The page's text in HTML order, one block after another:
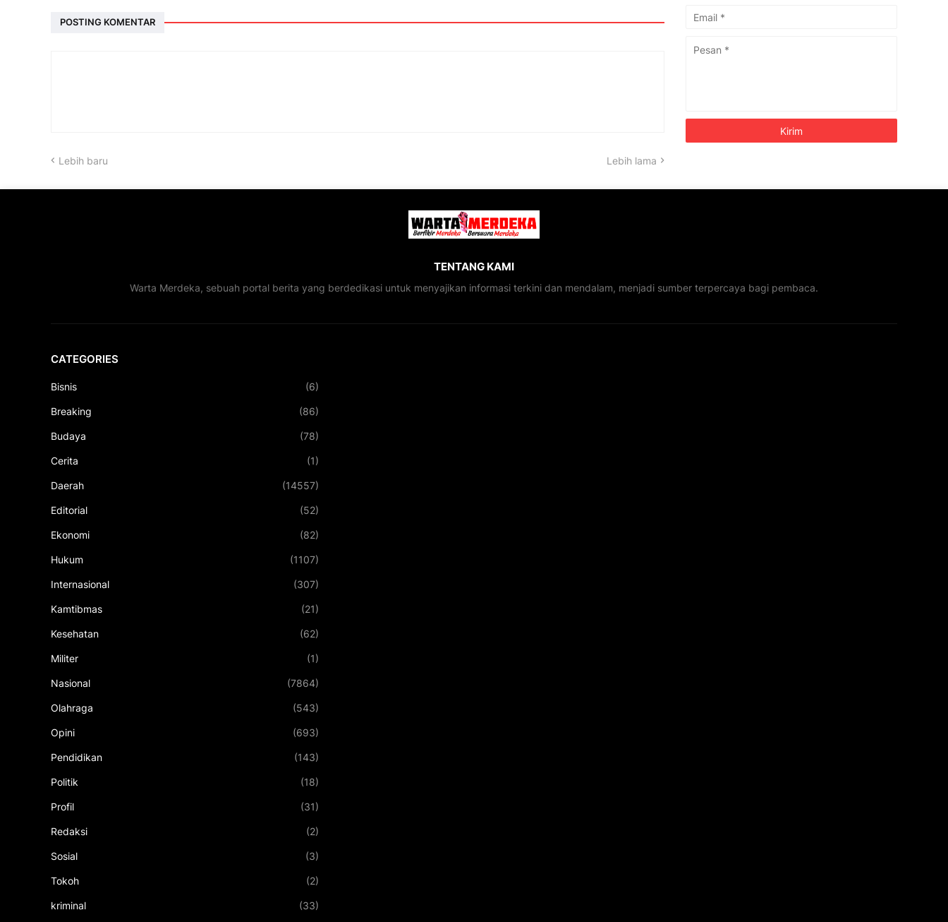
POSTING KOMENTAR
Lebih baru Lebih lama
TENTANG KAMI
Warta Merdeka, sebuah portal berita yang berdedikasi untuk menyajikan informasi terkini dan mendalam, menjadi sumber terpercaya bagi pembaca.
CATEGORIES
Bisnis (6)
Breaking (86)
Budaya (78)
Cerita (1)
Daerah (14557)
Editorial (52)
Ekonomi (82)
Hukum (1107)
Internasional (307)
Kamtibmas (21)
Kesehatan (62)
Militer (1)
Nasional (7864)
Olahraga (543)
Opini (693)
Pendidikan (143)
Politik (18)
Profil (31)
Redaksi (2)
Sosial (3)
Tokoh (2)
kriminal (33)